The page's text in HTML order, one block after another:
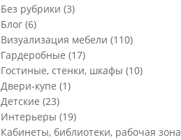
Без рубрики (3)
Блог (6)
Визуализация мебели (110)
Гардеробные (17)
Гостиные, стенки, шкафы (10)
Двери-купе (1)
Детские (23)
Интерьеры (19)
Кабинеты, библиотеки, рабочая зона